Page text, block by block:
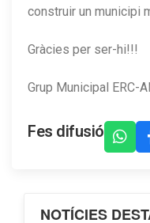
construir un municipi
Gràcies per ser-hi!!!
Grup Municipal ERC-
Fes difusió
NOTÍCIES